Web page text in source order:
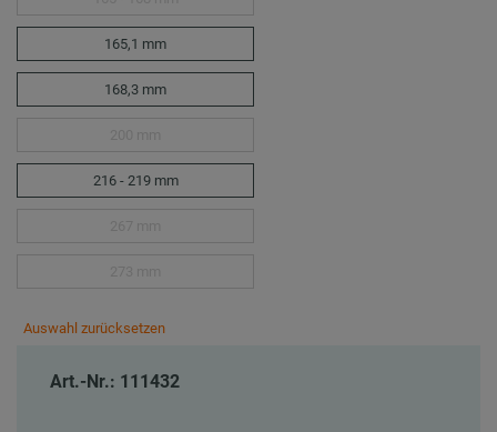
165,1 mm
168,3 mm
216 - 219 mm
Auswahl zurücksetzen
Art.-Nr.: 111432